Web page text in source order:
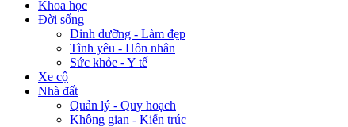
Khoa học
Đời sống
Dinh dưỡng - Làm đẹp
Tình yêu - Hôn nhân
Sức khỏe - Y tế
Xe cộ
Nhà đất
Quản lý - Quy hoạch
Không gian - Kiến trúc